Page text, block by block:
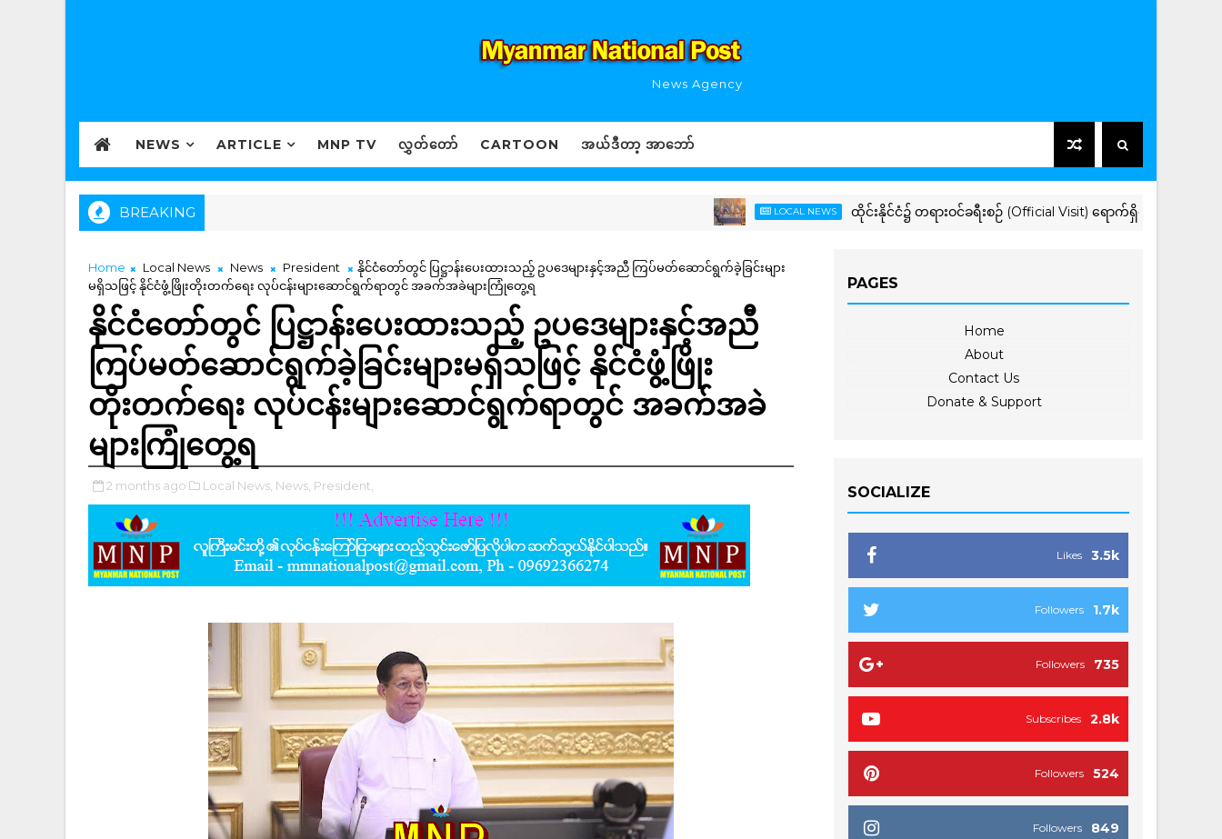
News Agency
NEWS ARTICLE MNP TV လွှတ်တော် CARTOON အယ်ဒီတာ့ အာဘော်
BREAKING LOCAL NEWS ထိုင်းနိုင်ငံ၌ တရားဝင်ခရီးစဉ် (Official Visit) ရောက်ရှိနေသည့် ပြည်ထောင်
Home Local News News President
နိုင်ငံတော်တွင် ပြဋ္ဌာန်းပေးထားသည့် ဥပဒေများနှင့်အညီ ကြပ်မတ်ဆောင်ရွက်ခဲ့ခြင်းများ
မရှိသဖြင့် နိုင်ငံဖွံ့ဖြိုးတိုးတက်ရေး လုပ်ငန်းများဆောင်ရွက်ရာတွင် အခက်အခဲများကြုံတွေ့ရ
နိုင်ငံတော်တွင် ပြဋ္ဌာန်းပေးထားသည့် ဥပဒေများနှင့်အညီ
ကြပ်မတ်ဆောင်ရွက်ခဲ့ခြင်းများမရှိသဖြင့် နိုင်ငံဖွံ့ဖြိုး
တိုးတက်ရေး လုပ်ငန်းများဆောင်ရွက်ရာတွင် အခက်အခဲ
များကြုံတွေ့ရ
2 months ago Local News, News, President,
PAGES
Home
About
Contact Us
Donate & Support
SOCIALIZE
3.5k
Likes
1.7k
Followers
735
Followers
2.8k
Subscribes
524
Followers
849
Followers